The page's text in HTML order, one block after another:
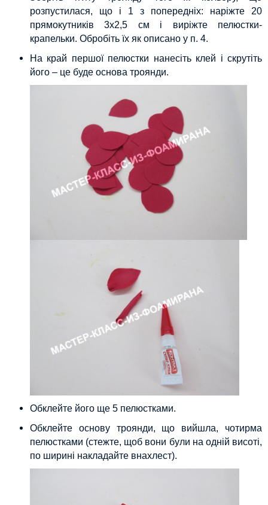
розпустилася, що і 1 з попередніх: наріжте 20
прямокутників 3х2,5 см і виріжте пелюстки-
крапельки. Обробіть їх як описано у п. 4.
На край першої пелюстки нанесіть клей і скрутіть
його – це буде основа троянди.
Обклейте його ще 5 пелюстками.
Обклейте основу троянди, що вийшла, чотирма
пелюстками (стежте, щоб вони були на одній висоті,
по ширині накладайте внахлест).